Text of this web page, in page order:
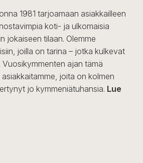
1981 tarjoamaan asiakkailleen
koti- ja ulkomaisia
jokaiseen tilaan. Olemme
joilla on tarina – jotka kulkevat
ajan tämä
joita on kolmen
jo kymmeniätuhansia. Lue